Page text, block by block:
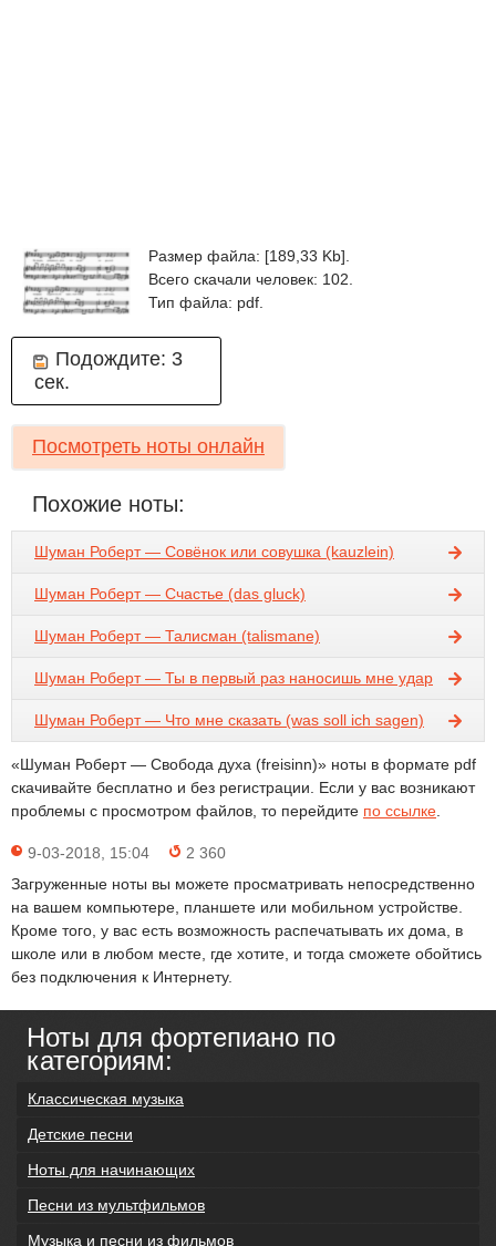
Размер файла: [189,33 Kb].
Всего скачали человек: 102.
Тип файла: pdf.
Подождите: 3
сек.
Посмотреть ноты онлайн
Похожие ноты:
Шуман Роберт — Совёнок или совушка (kauzlein)
Шуман Роберт — Счастье (das gluck)
Шуман Роберт — Талисман (talismane)
Шуман Роберт — Ты в первый раз наносишь мне удар
Шуман Роберт — Что мне сказать (was soll ich sagen)
«Шуман Роберт — Свобода духа (freisinn)» ноты в формате pdf
скачивайте бесплатно и без регистрации. Если у вас возникают
проблемы с просмотром файлов, то перейдите по ссылке
9-03-2018, 15:04
2 360
Загруженные ноты вы можете просматривать непосредственно
на вашем компьютере, планшете или мобильном устройстве.
Кроме того, у вас есть возможность распечатывать их дома, в
школе или в любом месте, где хотите, и тогда сможете обойтись
без подключения к Интернету.
Ноты для фортепиано по
категориям:
Классическая музыка
Детские песни
Ноты для начинающих
Песни из мультфильмов
Музыка и песни из фильмов